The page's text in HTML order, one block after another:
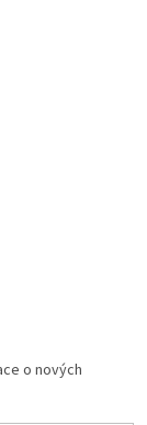
o nových